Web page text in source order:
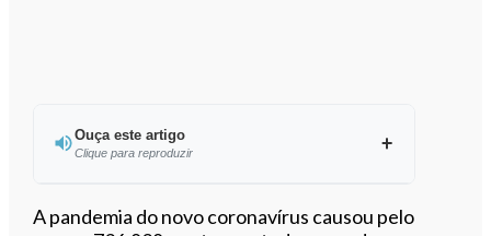
Ouça este artigo
Clique para reproduzir
Ouvir este artigo
A pandemia do novo coronavírus causou pelo